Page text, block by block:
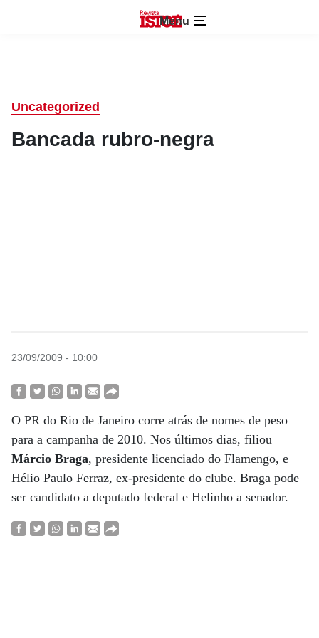
Menu
Uncategorized
Bancada rubro-negra
23/09/2009 - 10:00
O PR do Rio de Janeiro corre atrás de nomes de peso
para a campanha de 2010. Nos últimos dias, filiou
Márcio Braga, presidente licenciado do Flamengo, e
Hélio Paulo Ferraz, ex-presidente do clube. Braga pode
ser candidato a deputado federal e Helinho a senador.